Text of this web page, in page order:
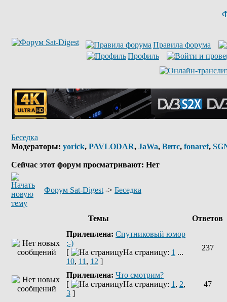
Правила форума
Профиль
Беседка
Модераторы: yorick, PAVLODAR, JaWa, Витс, fonaref,
Сейчас этот форум просматривают: Нет
Форум Sat-Digest -> Беседка
Темы
Ответов
Прилеплена: Спутниковый юмор
;-)
[
На страницу: 1 ...
10, 11 , 12 ]
237
Прилеплена: Что смотрим?
[
На страницу: 1 , 2,
3 ]
47